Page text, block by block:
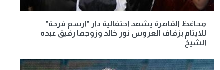
محافظ القاهرة يشهد احتفالية دار "ارسم فرحة"
للايتام بزفاف العروس نور خالد وزوجها رفيق عبده
الشيخ